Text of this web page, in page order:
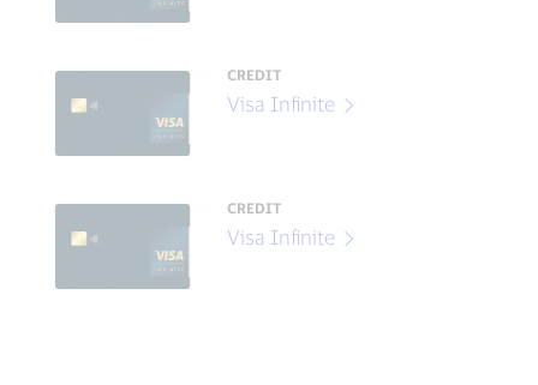
CREDIT
Visa Infinite
CREDIT
Visa Infinite